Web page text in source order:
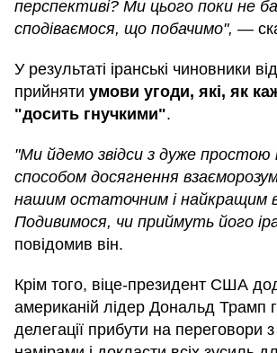
перспективі? Ми цього поки не
сподіваємося, що побачимо", —
У результаті іранські чиновники
прийняти умови угоди, які, як
"досить гнучкими".
"Ми йдемо звідси з дуже простою
способом досягнення
нашим остаточним і найкращим
Подивимося, чи приймуть його
повідомив він.
Крім того, віце-президент США
американій лідер Дональд Трамп
делегації прибути на переговори